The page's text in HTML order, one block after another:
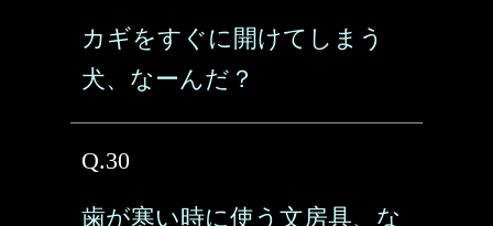
カギをすぐに開けてしまう
犬、なーんだ？
Q.30
歯が寒い時に使う文房具、な